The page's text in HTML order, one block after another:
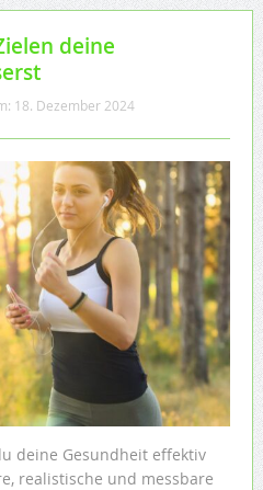
deine
18. Dezember 2024
deine Gesundheit effektiv
realistische und messbare